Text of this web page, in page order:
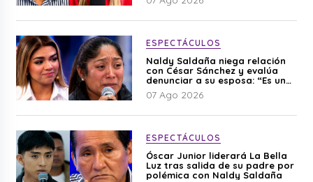
ESPECTÁCULOS
Naldy Saldaña niega relación
con César Sánchez y evalúa
denunciar a su esposa: “Es una
difamación”
07 Ago 2026
ESPECTÁCULOS
Óscar Junior liderará La Bella
Luz tras salida de su padre por
polémica con Naldy Saldaña